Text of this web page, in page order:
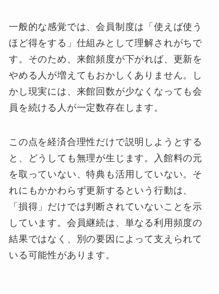
一般的な感覚では、会員制度は「使えば使う
ほど得をする」仕組みとして理解されがちで
す。そのため、来館頻度が下がれば、更新を
やめる人が増えてもおかしくありません。し
かし現実には、来館回数が少なくなっても会
員を続ける人が一定数存在します。
この点を経済合理性だけで説明しようとする
と、どうしても無理が生じます。入館料の元
を取っていない、特典も活用していない。そ
れにもかかわらず更新するという行動は、
「損得」だけでは判断されていないことを示
しています。会員継続は、単なる利用頻度の
結果ではなく、別の要因によって支えられて
いる可能性があります。